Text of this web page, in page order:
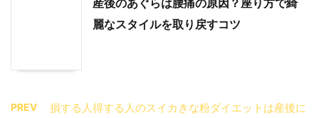
産後のあぐらは腰痛の原因？座り方で綺
麗なスタイルを取り戻すコツ
PREV
損する人得する人のスイカきな粉ダイエットは産後に